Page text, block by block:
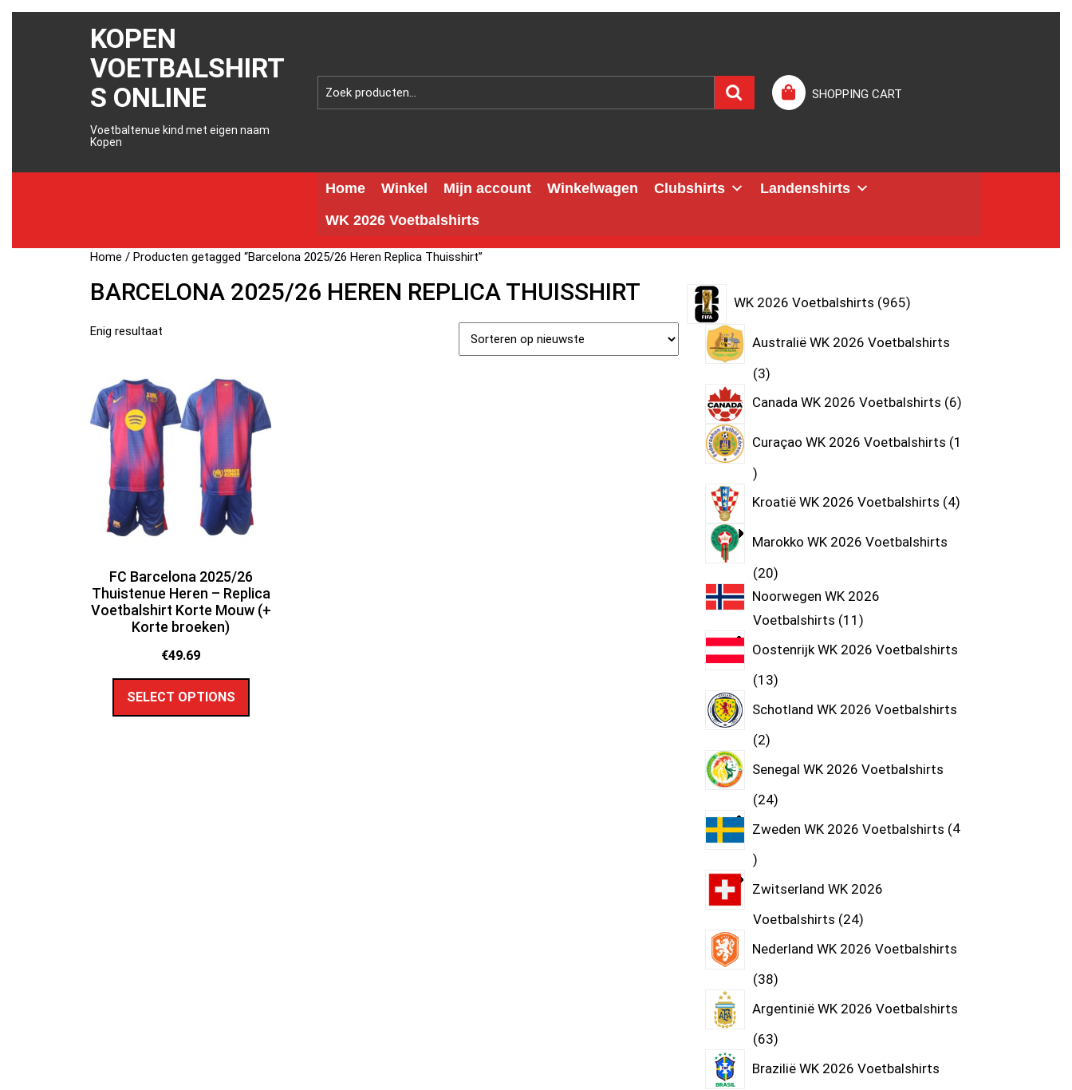
KOPEN
VOETBALSHIRT
S ONLINE
Voetbaltenue kind met eigen naam
Kopen
SHOPPING CART
Home Winkel Mijn account Winkelwagen Clubshirts
Landenshirts
WK 2026 Voetbalshirts
Home / Producten getagged “Barcelona 2025/26 Heren Replica Thuisshirt”
BARCELONA 2025/26 HEREN REPLICA THUISSHIRT
Enig resultaat
FC Barcelona 2025/26
Thuistenue Heren – Replica
Voetbalshirt Korte Mouw (+
Korte broeken)
€49.69
SELECT OPTIONS
WK 2026 Voetbalshirts 965
Australië WK 2026 Voetbalshirts
3
Canada WK 2026 Voetbalshirts 6
Curaçao WK 2026 Voetbalshirts 1
Kroatië WK 2026 Voetbalshirts 4
Marokko WK 2026 Voetbalshirts
20
Noorwegen WK 2026
Voetbalshirts 11
Oostenrijk WK 2026 Voetbalshirts
13
Schotland WK 2026 Voetbalshirts
2
Senegal WK 2026 Voetbalshirts
24
Zweden WK 2026 Voetbalshirts 4
Zwitserland WK 2026
Voetbalshirts 24
Nederland WK 2026 Voetbalshirts
38
Argentinië WK 2026 Voetbalshirts
63
Brazilië WK 2026 Voetbalshirts